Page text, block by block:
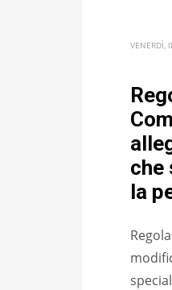
VENERDÌ,
che
la